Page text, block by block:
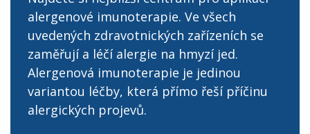
alergenové imunoterapie. Ve všech
uvedených zdravotnických zařízeních se
zaměřují a léčí alergie na hmyzí jed.
Alergenová imunoterapie je jedinou
variantou léčby, která přímo řeší příčinu
alergických projevů.